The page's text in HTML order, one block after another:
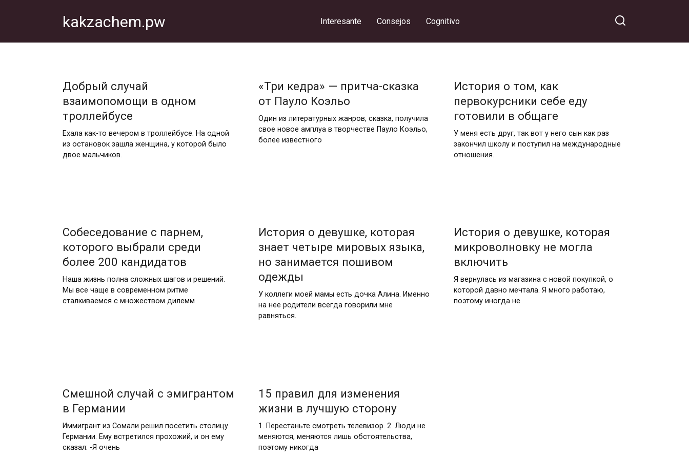
kakzachem.pw Interesante Consejos Cognitivo
Добрый случай
взаимопомощи в одном
троллейбусе
Ехала как-то вечером в троллейбусе. На одной
из остановок зашла женщина, у которой было
двое мальчиков.
«Три кедра» — притча-сказка
от Пауло Коэльо
Один из литературных жанров, сказка, получила
свое новое амплуа в творчестве Пауло Коэльо,
более известного
История о том, как
первокурсники себе еду
готовили в общаге
У меня есть друг, так вот у него сын как раз
закончил школу и поступил на международные
отношения.
Собеседование с парнем,
которого выбрали среди
более 200 кандидатов
Наша жизнь полна сложных шагов и решений.
Мы все чаще в современном ритме
сталкиваемся с множеством дилемм
История о девушке, которая
знает четыре мировых языка,
но занимается пошивом
одежды
У коллеги моей мамы есть дочка Алина. Именно
на нее родители всегда говорили мне
равняться.
История о девушке, которая
микроволновку не могла
включить
Я вернулась из магазина с новой покупкой, о
которой давно мечтала. Я много работаю,
поэтому иногда не
Смешной случай с эмигрантом
в Германии
Иммигрант из Сомали решил посетить столицу
Германии. Ему встретился прохожий, и он ему
сказал: -Я очень
15 правил для изменения
жизни в лучшую сторону
1. Перестаньте смотреть телевизор. 2. Люди не
меняются, меняются лишь обстоятельства,
поэтому никогда